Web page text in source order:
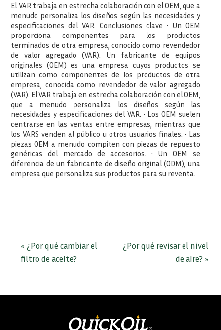
El VAR trabaja en estrecha colaboración con el OEM, que a
menudo personaliza los diseños según las necesidades y
especificaciones del VAR. Conclusiones clave • Un OEM
proporciona componentes para los productos
terminados de otra empresa, conocido como revendedor
de valor agregado (VAR). Un fabricante de equipos
originales (OEM) es una empresa cuyos productos se
utilizan como componentes de los productos de otra
empresa, conocida como revendedor de valor agregado
(VAR). El VAR trabaja en estrecha colaboración con el OEM,
que a menudo personaliza los diseños según las
necesidades y especificaciones del VAR. • Los OEM suelen
centrarse en las ventas entre empresas, mientras que
los VARS venden al público u otros usuarios finales. • Las
piezas OEM a menudo compiten con piezas de repuesto
genéricas del mercado de accesorios. • Un OEM se
diferencia de un fabricante de diseño original (ODM), una
empresa que personaliza sus productos para su reventa.
« ¿Por qué cambiar el
filtro de aceite?
¿Por qué revisar el nivel
de aire? »